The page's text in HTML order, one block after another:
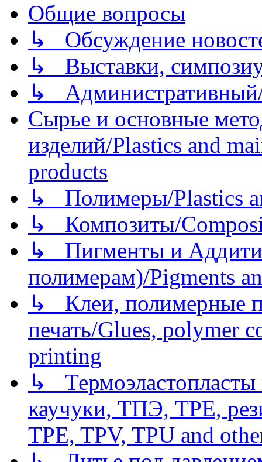
Общие вопросы
↳ Обсуждение
↳ Выставки,
↳
Сырье и основные
изделий/Plastics and
products
↳ Полимеры/Plastics
↳ Композиты/
↳ Пигменты и
полимерам)/Pigments
↳ Клеи, полимерные
печать/Glues, polymer
printing
↳
каучуки, ТПЭ, TPE,
TPE, TPV, TPU and